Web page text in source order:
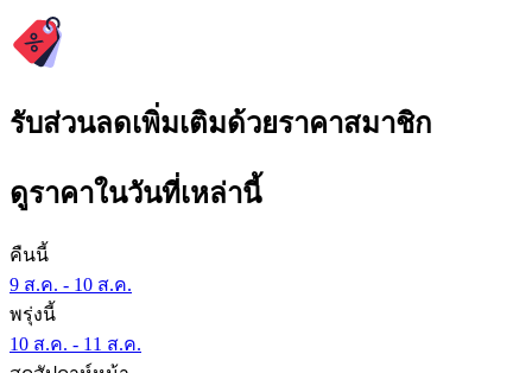
รับส่วนลดเพิ่มเติมด้วยราคาสมาชิก
ดูราคาในวันที่เหล่านี้
คืนนี้
9 ส.ค. - 10 ส.ค.
พรุ่งนี้
10 ส.ค. - 11 ส.ค.